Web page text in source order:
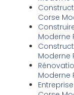
Corse
Moderne
Moderne
Moderne